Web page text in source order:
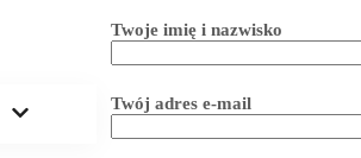
Twoje imię i nazwisko
Twój adres e-mail